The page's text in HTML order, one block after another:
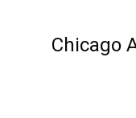
Chicago